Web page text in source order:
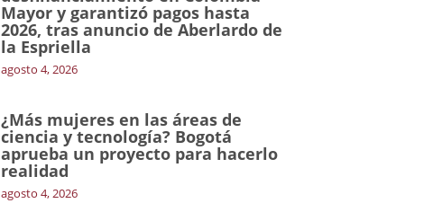
Mayor y garantizó pagos hasta
2026, tras anuncio de Aberlardo de
la Espriella
agosto 4, 2026
¿Más mujeres en las áreas de
ciencia y tecnología? Bogotá
aprueba un proyecto para hacerlo
realidad
agosto 4, 2026